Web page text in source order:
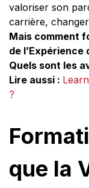
valoriser son
carrière,
Mais comment
de
Quels sont les
Lire aussi :
?
que la